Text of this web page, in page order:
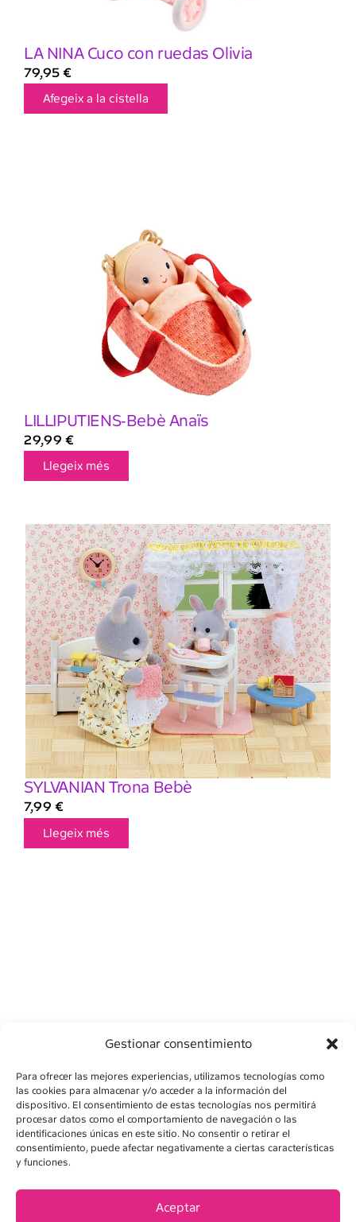
Gestionar consentimiento
Para ofrecer las mejores experiencias, utilizamos tecnologías como
las cookies para almacenar y/o acceder a la información del
dispositivo. El consentimiento de estas tecnologías nos permitirá
procesar datos como el comportamiento de navegación o las
identificaciones únicas en este sitio. No consentir o retirar el
consentimiento, puede afectar negativamente a ciertas características
y funciones.
Aceptar
LA NINA Cuco con ruedas Olivia
79,95 €
Afegeix a la cistella
LILLIPUTIENS-Bebè Anaïs
29,99 €
Llegeix més
SYLVANIAN Trona Bebè
7,99 €
Llegeix més
AVÍS LEGAL
POLÍTICA DE PRIVADESA